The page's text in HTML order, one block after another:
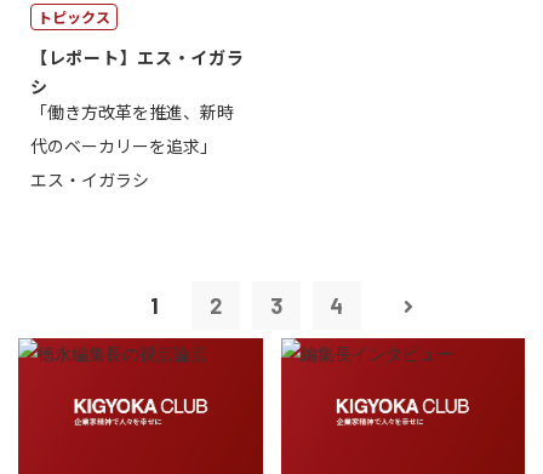
トピックス
【レポート】エス・イガラ
シ
「働き方改革を推進、新時
代のベーカリーを追求」
エス・イガラシ
1 2 3 4